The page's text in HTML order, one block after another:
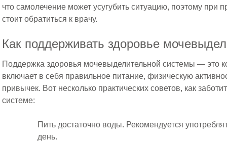
что самолечение может усугубить ситуацию, поэтому
стоит обратиться к врачу.
Как поддерживать здоровье
Поддержка здоровья мочевыделительной системы — это
включает в себя правильное питание, физическую
привычек. Вот несколько практических советов, как
системе:
Пить достаточно воды. Рекомендуется
день.